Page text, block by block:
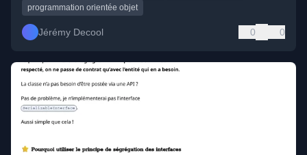
programmation orientée objet
Jérémy Decool 0 0